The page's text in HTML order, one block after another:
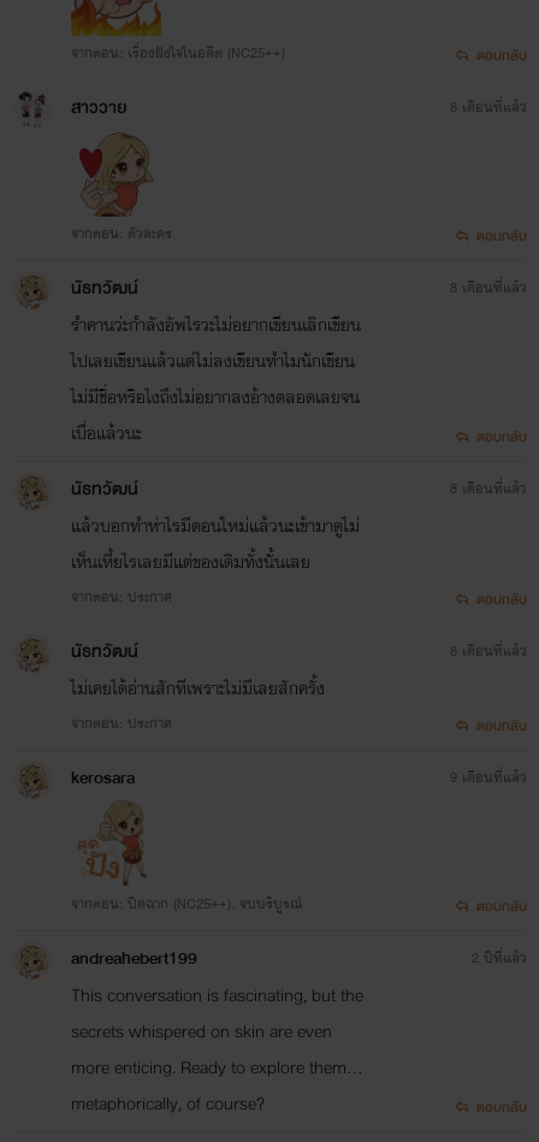
จากตอน: เรื่องฝังใจในอดีต (NC25++) ตอบกลับ
สาววาย
จากตอน: ตัวละคร
8 เดือนที่แล้ว
ตอบกลับ
นัธทวัฒน์
รำคานว่ะกำลังอัพไรวะไม่อยากเขียนเลิกเขียน
ไปเลยเขียนแล้วแต่ไม่ลงเขียนทำไมนักเขียน
ไม่มีชื่อหริอไงถึงไม่อยากลงอ้างตลอดเลยจน
เบื่อแล้วนะ
8 เดือนที่แล้ว
ตอบกลับ
นัธทวัฒน์
แล้วบอกทำห่าไรมีตอนใหม่แล้วนะเข้ามาดูไม่
เห็นเหี้ยไรเลยมีแต่ของเดิมทั้งนั้นเลย
จากตอน: ประกาศ
8 เดือนที่แล้ว
ตอบกลับ
นัธทวัฒน์
ไม่เคยได้อ่านสักทีเพราะไม่มีเลยสักครั้ง
จากตอน: ประกาศ
8 เดือนที่แล้ว
ตอบกลับ
kerosara
จากตอน: ปิดฉาก (NC25++). จบบริบูรณ์
9 เดือนที่แล้ว
ตอบกลับ
andreahebert199
This conversation is fascinating, but the
secrets whispered on skin are even
more enticing. Ready to explore them…
metaphorically, of course?
2 ปีที่แล้ว
ตอบกลับ